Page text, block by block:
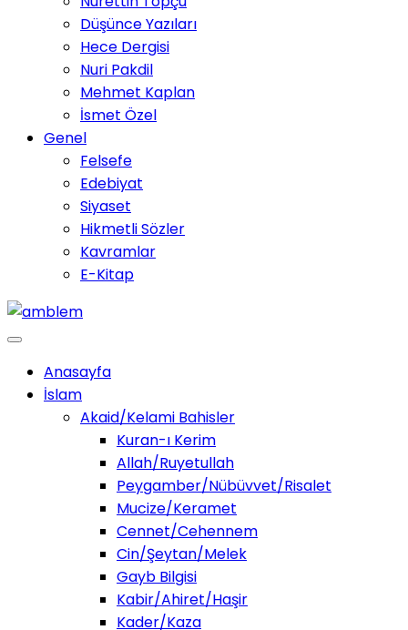
Düşünce Yazıları
Hece Dergisi
Nuri Pakdil
Mehmet Kaplan
İsmet Özel
Genel
Felsefe
Edebiyat
Siyaset
Hikmetli Sözler
Kavramlar
E-Kitap
Anasayfa
İslam
Akaid/Kelami Bahisler
Kuran-ı Kerim
Allah/Ruyetullah
Peygamber/Nübüvvet/Risalet
Mucize/Keramet
Cennet/Cehennem
Cin/Şeytan/Melek
Gayb Bilgisi
Kabir/Ahiret/Haşir
Kader/Kaza